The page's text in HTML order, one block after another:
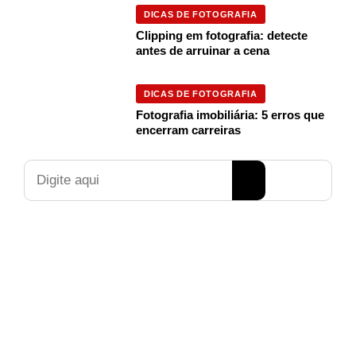
DICAS DE FOTOGRAFIA
Clipping em fotografia: detecte
antes de arruinar a cena
DICAS DE FOTOGRAFIA
Fotografia imobiliária: 5 erros que
encerram carreiras
Pesquisar